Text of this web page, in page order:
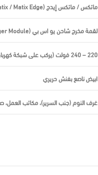
ماتكس / ماتكس إيدج (Matix / Matix Edge)
لقمة مخرج شاحن يو اس بي (USB Charger Module)
220 – 240 فولت (يركب على شبكة كهرباء البيت العادية)
ابيض ناصع بفنش حريري
غرف النوم (جنب السرير)، مكاتب العمل،